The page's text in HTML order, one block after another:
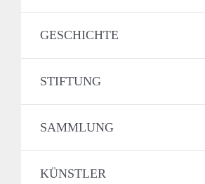
GESCHICHTE
STIFTUNG
SAMMLUNG
KÜNSTLER